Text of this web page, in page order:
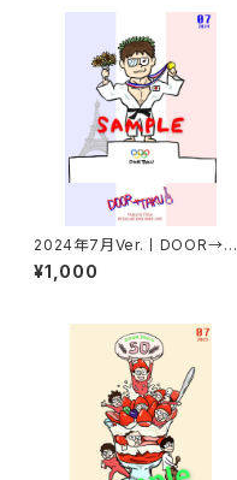
2024年7月Ver.丨DOOR→TA
KUポストカード
¥1,000